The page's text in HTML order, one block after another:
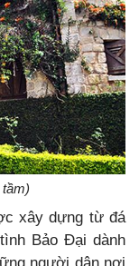
xây dựng từ đá
Bảo Đại dành